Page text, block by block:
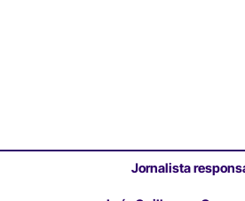
Jornalista